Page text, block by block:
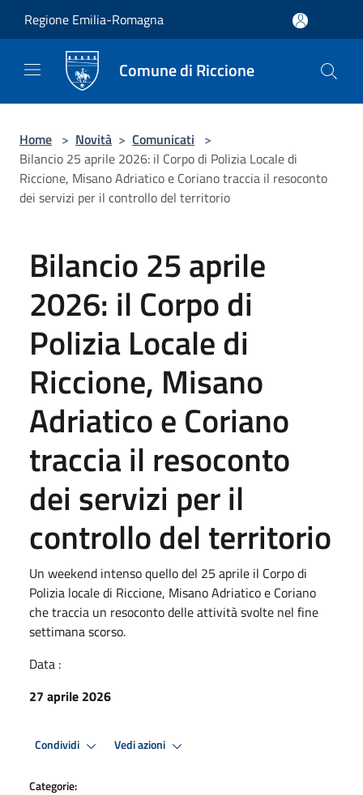
Regione Emilia-Romagna
Comune di Riccione
Home > Novità > Comunicati >
Bilancio 25 aprile 2026: il Corpo di Polizia Locale di
Riccione, Misano Adriatico e Coriano traccia il resoconto
dei servizi per il controllo del territorio
Bilancio 25 aprile
2026: il Corpo di
Polizia Locale di
Riccione, Misano
Adriatico e Coriano
traccia il resoconto
dei servizi per il
controllo del territorio
Un weekend intenso quello del 25 aprile il Corpo di
Polizia locale di Riccione, Misano Adriatico e Coriano
che traccia un resoconto delle attività svolte nel fine
settimana scorso.
Data :
27 aprile 2026
Condividi Vedi azioni
Categorie: